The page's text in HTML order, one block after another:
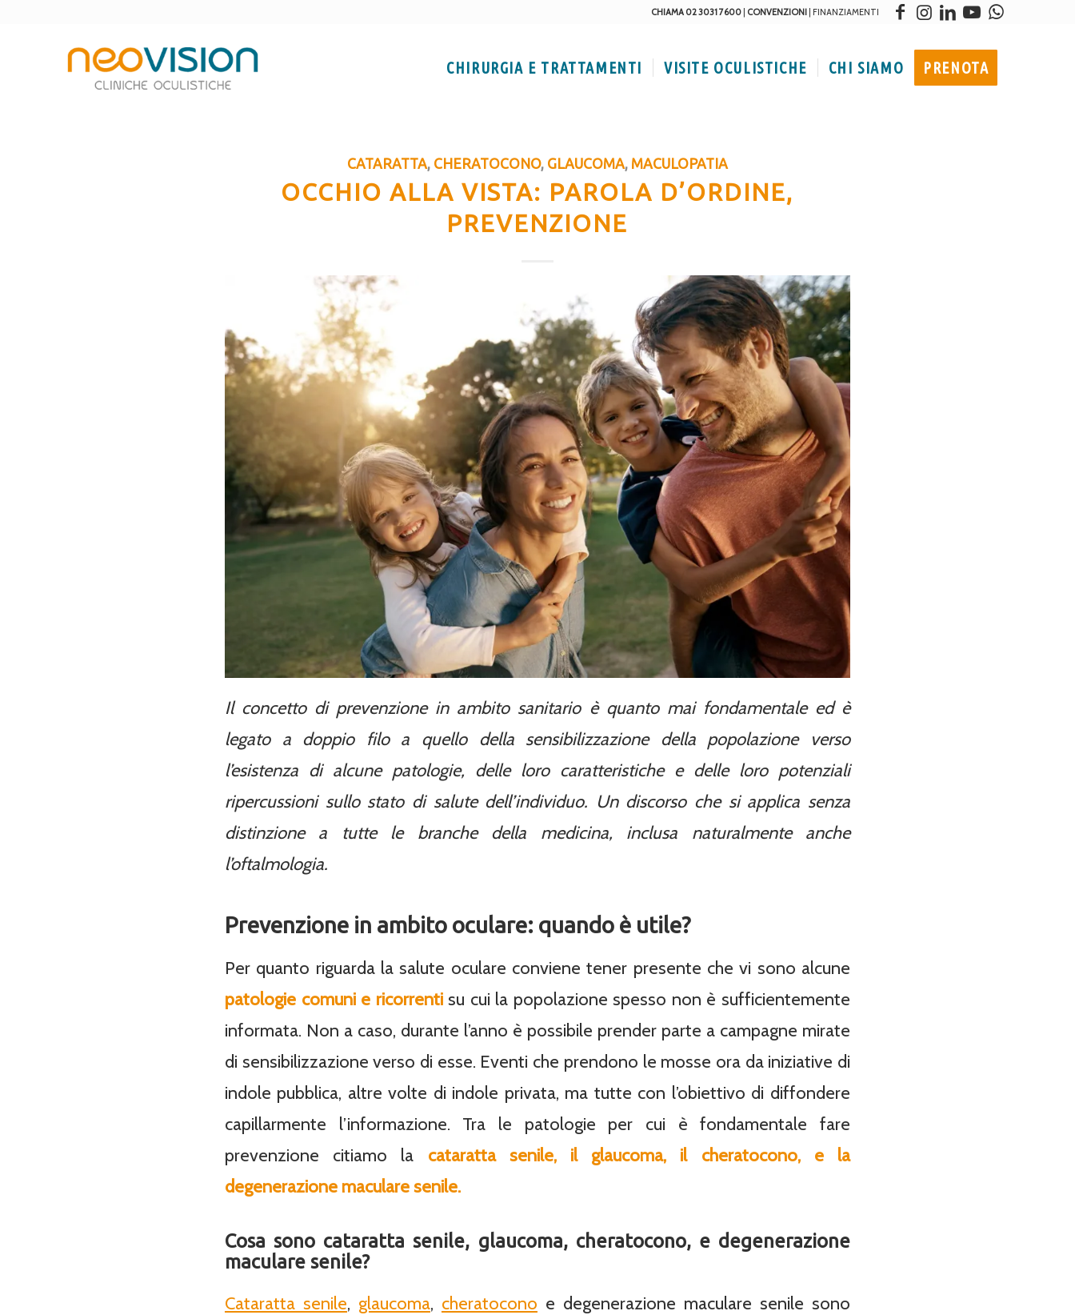
CHIAMA 02 3031 7600 CONVENZIONI FINANZIAMENTI
CHIRURGIA E TRATTAMENTI VISITE OCULISTICHE CHI SIAMO PRENOTA
CATARATTA, CHERATOCONO, GLAUCOMA, MACULOPATIA
OCCHIO ALLA VISTA: PAROLA D’ORDINE,
PREVENZIONE
Il concetto di prevenzione in ambito sanitario è quanto mai fondamentale ed è
legato a doppio filo a quello della sensibilizzazione della popolazione verso
l’esistenza di alcune patologie, delle loro caratteristiche e delle loro potenziali
ripercussioni sullo stato di salute dell’individuo. Un discorso che si applica senza
distinzione a tutte le branche della medicina, inclusa naturalmente anche
l’oftalmologia.
Prevenzione in ambito oculare: quando è utile?
Per quanto riguarda la salute oculare conviene tener presente che vi sono alcune
patologie comuni e ricorrentisu cui la popolazione spesso non è sufficientemente
informata. Non a caso, durante l’anno è possibile prender parte a campagne mirate
di sensibilizzazione verso di esse. Eventi che prendono le mosse ora da iniziative di
indole pubblica, altre volte di indole privata, ma tutte con l’obiettivo di diffondere
capillarmente l’informazione. Tra le patologie per cui è fondamentale fare
prevenzione citiamo la cataratta senile, il glaucoma, il cheratocono, e la
degenerazione maculare senile.
Cosa sono cataratta senile, glaucoma, cheratocono, e degenerazione
maculare senile?
Cataratta senile, glaucoma, cheratocono e degenerazione maculare senile sono